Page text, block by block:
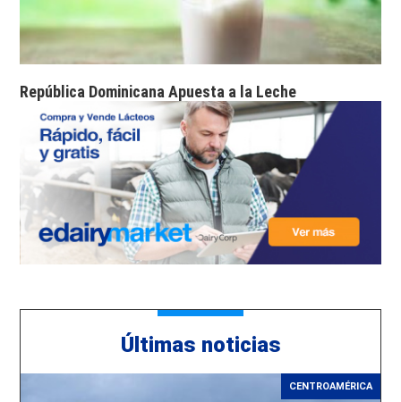
República Dominicana Apuesta a la Leche
Últimas noticias
CENTROAMÉRICA